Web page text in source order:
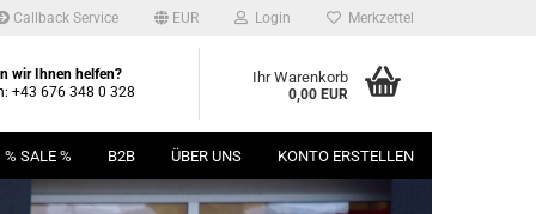
Callback Service EUR Login Merkzettel
wir Ihnen helfen?
+43 676 348 0 328
Ihr Warenkorb
0,00 EUR
% SALE % B2B ÜBER UNS KONTO ERSTELLEN